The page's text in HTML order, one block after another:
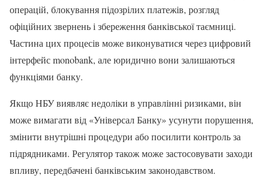
операцій, блокування підозрілих платежів, розгляд
офіційних звернень і збереження банківської таємниці.
Частина цих процесів може виконуватися через цифровий
інтерфейс monobank, але юридично вони залишаються
функціями банку.
Якщо НБУ виявляє недоліки в управлінні ризиками, він
може вимагати від «Універсал Банку» усунути порушення,
змінити внутрішні процедури або посилити контроль за
підрядниками. Регулятор також може застосовувати заходи
впливу, передбачені банківським законодавством.